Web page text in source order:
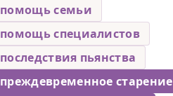
помощь семьи
помощь специалистов
последствия пьянства
преждевременное старение